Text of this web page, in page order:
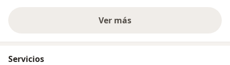
Ver más
Servicios